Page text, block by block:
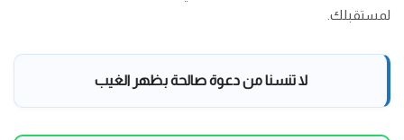
لمستقبلك.
لا تنسنا من دعوة صالحة بظهر الغيب